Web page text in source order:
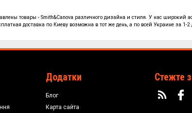
товары - Smith&Canova различного дизайна и стиля. У нас широкий
доставка по Киеву возможна в тот же день, а по всей Украине за 1-2
Додатки
Блог
Карта сайта
Стежте